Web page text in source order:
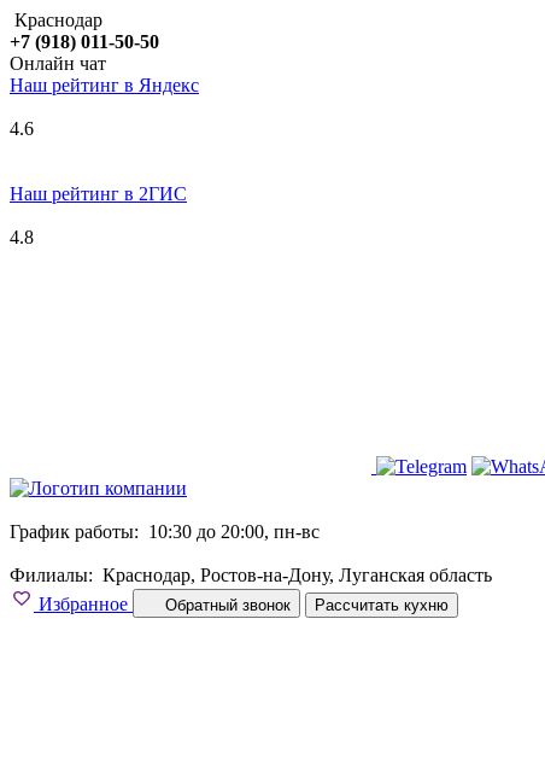
Краснодар
+7 (918) 011-50-50
Онлайн чат
Наш рейтинг в Яндекс
4.6
Наш рейтинг в 2ГИС
4.8
График работы: 10:30 до 20:00, пн-вс
Филиалы: Краснодар, Ростов-на-Дону, Луганская область
Избранное
Обратный звонок Рассчитать кухню